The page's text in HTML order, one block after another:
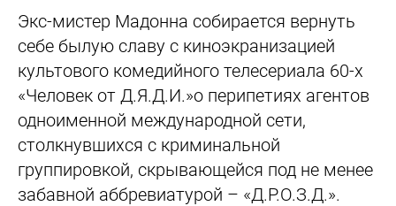
Экс-мистер Мадонна собирается вернуть
себе былую славу с киноэкранизацией
культового комедийного телесериала 60-х
«Человек от Д.Я.Д.И.»о перипетиях агентов
одноименной международной сети,
столкнувшихся с криминальной
группировкой, скрывающейся под не менее
забавной аббревиатурой – «Д.Р.О.З.Д.».